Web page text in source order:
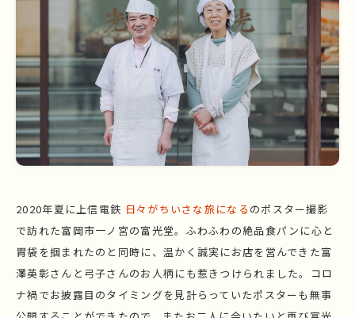
2020年夏に上信電鉄 日々がちいさな旅になる のポスター撮影
で訪れた富岡市一ノ宮の富光堂。ふわふわの絶品食パンに心と
胃袋を掴まれたのと同時に、温かく誠実にお店を営んできた富
澤英彰さんと弓子さんのお人柄にも惹きつけられました。コロ
ナ禍でお披露目のタイミングを見計らっていたポスターも無事